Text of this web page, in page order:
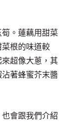
。蓮藕用甜菜
根的味道較
超像大蔥，其
著蜂蜜芥末醬
會跟我們介紹